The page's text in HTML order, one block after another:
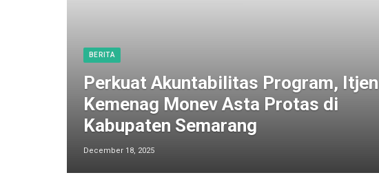
BERITA
Perkuat Akuntabilitas Program, Itjen
Kemenag Monev Asta Protas di
Kabupaten Semarang
December 18, 2025